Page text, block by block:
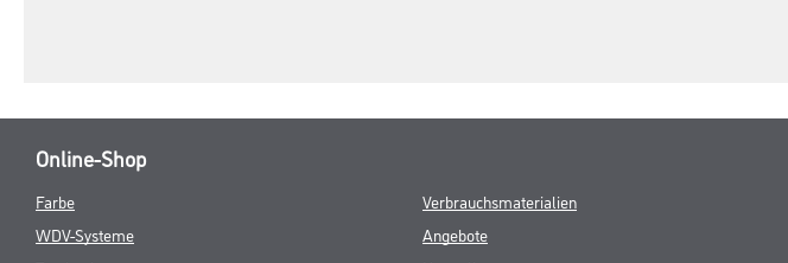
Online-Shop
Farbe
WDV-Systeme
Verbrauchsmaterialien
Angebote